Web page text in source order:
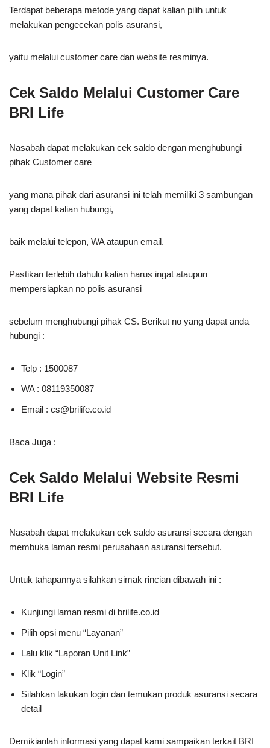
Terdapat beberapa metode yang dapat kalian pilih untuk
melakukan pengecekan polis asuransi,
yaitu melalui customer care dan website resminya.
Cek Saldo Melalui Customer Care
BRI Life
Nasabah dapat melakukan cek saldo dengan menghubungi
pihak Customer care
yang mana pihak dari asuransi ini telah memiliki 3 sambungan
yang dapat kalian hubungi,
baik melalui telepon, WA ataupun email.
Pastikan terlebih dahulu kalian harus ingat ataupun
mempersiapkan no polis asuransi
sebelum menghubungi pihak CS. Berikut no yang dapat anda
hubungi :
Telp : 1500087
WA : 08119350087
Email : cs@brilife.co.id
Baca Juga :
Cek Saldo Melalui Website Resmi
BRI Life
Nasabah dapat melakukan cek saldo asuransi secara dengan
membuka laman resmi perusahaan asuransi tersebut.
Untuk tahapannya silahkan simak rincian dibawah ini :
Kunjungi laman resmi di brilife.co.id
Pilih opsi menu “Layanan”
Lalu klik “Laporan Unit Link”
Klik “Login”
Silahkan lakukan login dan temukan produk asuransi secara
detail
Demikianlah informasi yang dapat kami sampaikan terkait BRI